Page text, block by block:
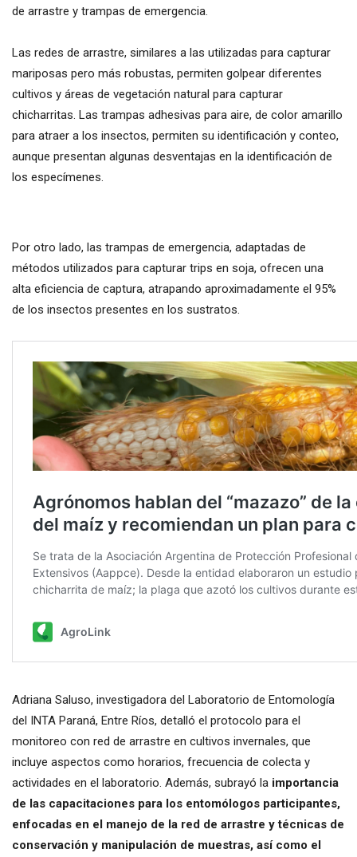
de arrastre y trampas de emergencia.
Las redes de arrastre, similares a las utilizadas para capturar
mariposas pero más robustas, permiten golpear diferentes
cultivos y áreas de vegetación natural para capturar
chicharritas. Las trampas adhesivas para aire, de color amarillo
para atraer a los insectos, permiten su identificación y conteo,
aunque presentan algunas desventajas en la identificación de
los especímenes.
Por otro lado, las trampas de emergencia, adaptadas de
métodos utilizados para capturar trips en soja, ofrecen una
alta eficiencia de captura, atrapando aproximadamente el 95%
de los insectos presentes en los sustratos.
Adriana Saluso, investigadora del Laboratorio de Entomología
del INTA Paraná, Entre Ríos, detalló el protocolo para el
monitoreo con red de arrastre en cultivos invernales, que
incluye aspectos como horarios, frecuencia de colecta y
actividades en el laboratorio. Además, subrayó la importancia
de las capacitaciones para los entomólogos participantes,
enfocadas en el manejo de la red de arrastre y técnicas de
conservación y manipulación de muestras, así como el